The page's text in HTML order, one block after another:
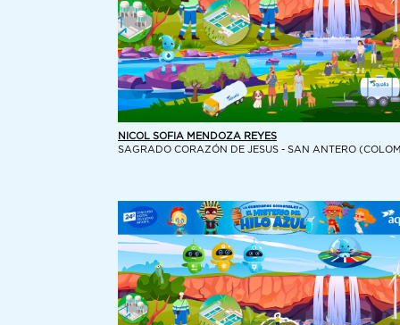
NICOL SOFIA MENDOZA REYES
SAGRADO CORAZÓN DE JESUS - SAN ANTERO